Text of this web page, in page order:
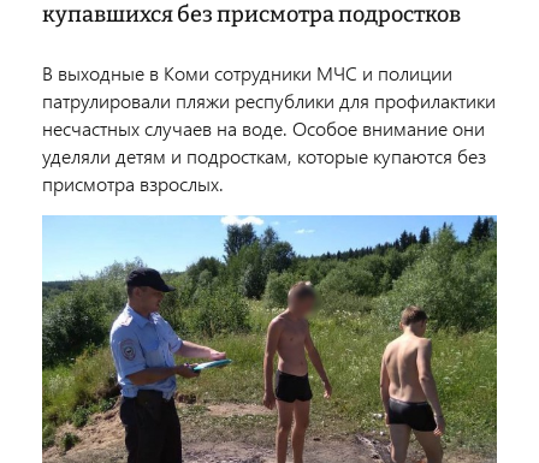
купавшихся без присмотра подростков
В выходные в Коми сотрудники МЧС и полиции
патрулировали пляжи республики для профилактики
несчастных случаев на воде. Особое внимание они
уделяли детям и подросткам, которые купаются без
присмотра взрослых.